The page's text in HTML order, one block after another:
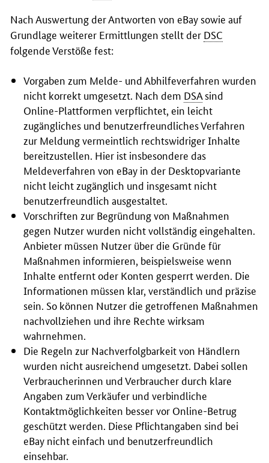
Nach Auswertung der Antworten von eBay sowie auf
Grundlage weiterer Ermittlungen stellt der DSC
folgende Verstöße fest:
Vorgaben zum Melde- und Abhilfeverfahren wurden
nicht korrekt umgesetzt. Nach dem DSA sind
Online-Plattformen verpflichtet, ein leicht
zugängliches und benutzerfreundliches Verfahren
zur Meldung vermeintlich rechtswidriger Inhalte
bereitzustellen. Hier ist insbesondere das
Meldeverfahren von eBay in der Desktopvariante
nicht leicht zugänglich und insgesamt nicht
benutzerfreundlich ausgestaltet.
Vorschriften zur Begründung von Maßnahmen
gegen Nutzer wurden nicht vollständig eingehalten.
Anbieter müssen Nutzer über die Gründe für
Maßnahmen informieren, beispielsweise wenn
Inhalte entfernt oder Konten gesperrt werden. Die
Informationen müssen klar, verständlich und präzise
sein. So können Nutzer die getroffenen Maßnahmen
nachvollziehen und ihre Rechte wirksam
wahrnehmen.
Die Regeln zur Nachverfolgbarkeit von Händlern
wurden nicht ausreichend umgesetzt. Dabei sollen
Verbraucherinnen und Verbraucher durch klare
Angaben zum Verkäufer und verbindliche
Kontaktmöglichkeiten besser vor Online-Betrug
geschützt werden. Diese Pflichtangaben sind bei
eBay nicht einfach und benutzerfreundlich
einsehbar.